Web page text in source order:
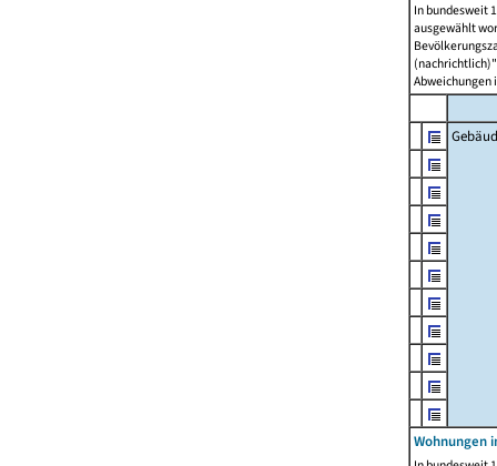
In bundesweit
ausgewählt
Abweichungen
Wohnungen